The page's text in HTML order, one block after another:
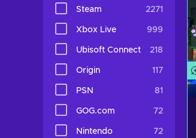
Steam 2271
Xbox Live 999
Ubisoft Connect 218
Origin 117
PSN 81
GOG.com 72
Nintendo 72